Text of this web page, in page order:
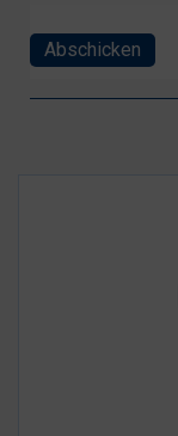
Abschicken